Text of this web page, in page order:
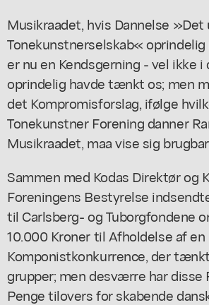
Musikraadet, hvis Dannelse »Det
Tonekunstnerselskab« oprindelig
er nu en Kendsgerning - vel ikke i
oprindelig havde tænkt os; men
det Kompromisforslag, ifølge
Tonekunstner Forening danner
Musikraadet, maa vise sig
Sammen med Kodas Direktør og
Foreningens Bestyrelse
til Carlsberg- og Tuborgfondene
10.000 Kroner til Afholdelse af en
Komponistkonkurrence, der
grupper; men desværre har disse
Penge tilovers for skabende